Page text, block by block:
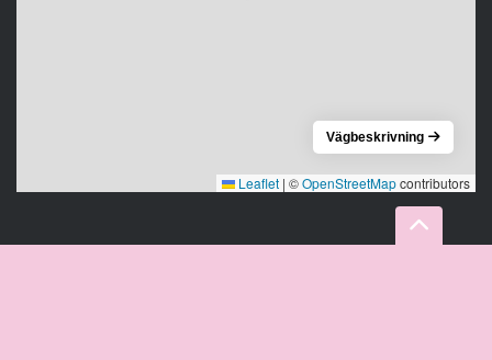
Leaflet | ©OpenStreetMapcontributors
Vägbeskrivning